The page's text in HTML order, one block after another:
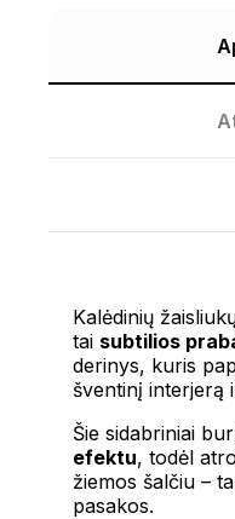
Kalėdinių
tai subtilios
derinys, kuris
šventinį interjerą
Šie sidabriniai
efektu, todėl
žiemos šalčiu –
pasakos.